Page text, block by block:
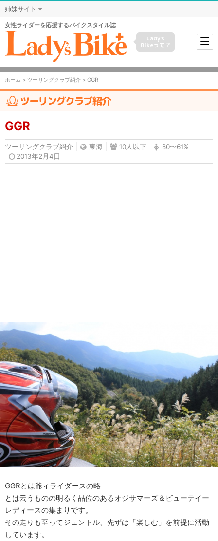
姉妹サイト
女性ライダーを応援するバイクスタイル誌
Lady's
Bikeって？
ホーム > ツーリングクラブ紹介 > GGR
ツーリングクラブ紹介
GGR
ツーリングクラブ紹介 東海 10人以下
80〜61%
2013年2月4日
GGRとは爺ィライダースの略
とは云うものの明るく品位のあるオジサマーズ＆ビューテイー
レディースの集まりです。
その走りも至ってジェントル、先ずは「楽しむ」を前提に活動
しています。